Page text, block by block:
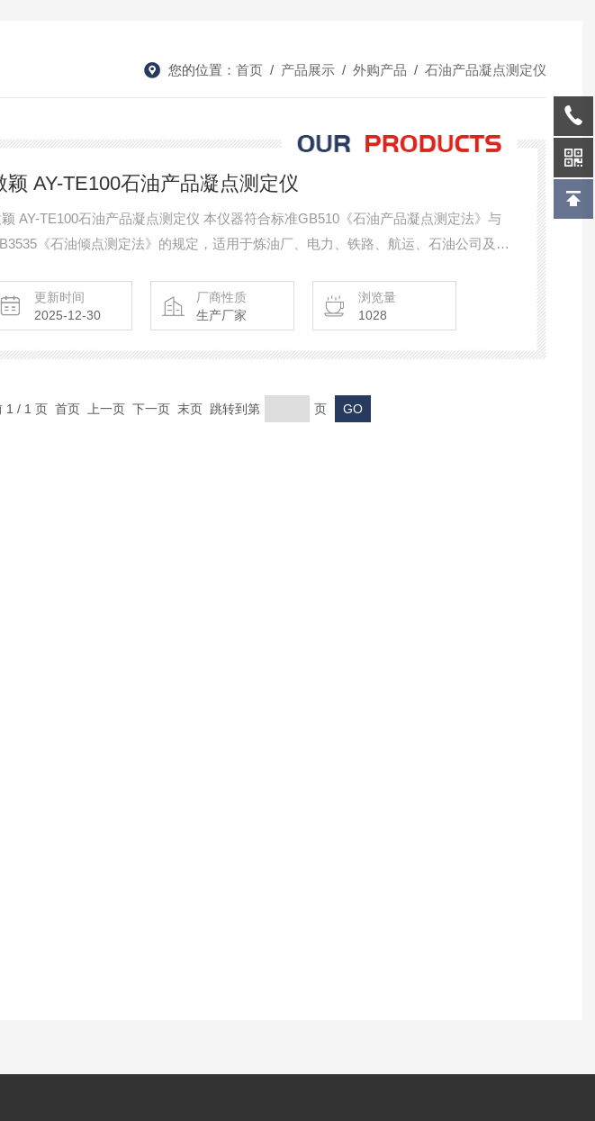
您的位置： 首页 / 产品展示 / 外购产品 / 石油产品凝点测定仪
颖 AY-TE100石油产品凝点测定仪
AY-TE100石油产品凝点测定仪 本仪器符合标准GB510《石油产品凝点测定法》与
《石油倾点测定法》的规定，适用于炼油厂、电力、铁路、航运、石油公司及油
更新时间
2025-12-30
厂商性质
生产厂家
浏览量
1028
1 / 1 页 首页 上一页 下一页 末页 跳转到第 页